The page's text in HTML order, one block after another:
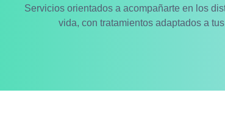
Servicios orientados a acompañarte en los
vida, con tratamientos adaptados a